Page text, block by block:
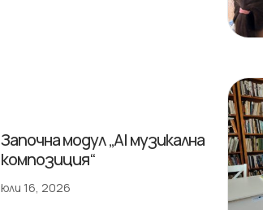
Започна модул „AI музикална
композиция“
юли 16, 2026